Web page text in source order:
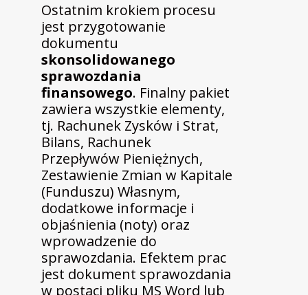
Ostatnim krokiem procesu
jest przygotowanie
dokumentu
skonsolidowanego
sprawozdania
finansowego. Finalny pakiet
zawiera wszystkie elementy,
tj. Rachunek Zysków i Strat,
Bilans, Rachunek
Przepływów Pieniężnych,
Zestawienie Zmian w Kapitale
(Funduszu) Własnym,
dodatkowe informacje i
objaśnienia (noty) oraz
wprowadzenie do
sprawozdania. Efektem prac
jest dokument sprawozdania
w postaci pliku MS Word lub